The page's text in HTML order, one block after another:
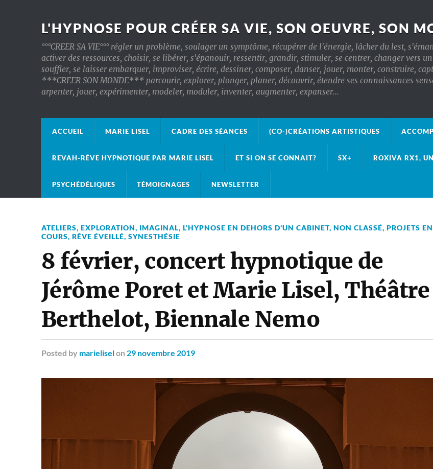
L'HYPNOSE POUR CRÉER SA VIE, SON OEUVRE, SON
°°°CREER SA VIE°°° régler un problème, soulager un symptôme, récupérer de l'énergie, lâcher du lest,
activer des ressources, choisir, se libérer, s'épanouir, ressentir, grandir, stimuler, se centrer, changer vers
souffler, se laisser embarquer, improviser, écrire, dessiner, composer, danser, jouer, monter, construire,
***CREER SON MONDE*** parcourir, explorer, plonger, planer, découvrir, étendre ses connaissances
arpenter, jouer, expérimenter, modeler, moduler, inventer, augmenter, expanser…
ACCUEIL MARIE LISEL CADRE DES SÉANCES (CO-)CRÉATIONS ARTISTIQUES
REVAH-RÊVE HYPNOTIQUE PAR MARIE LISEL ET SI ON SE CONNAIT? SX+ ROXIVA RX1,
PSYCHÉDÉLIQUES TÉMOIGNAGES NEWSLETTER
ATELIERS, EXPLORATION, IMAGINAL, L'HYPNOSE EN DEHORS D'UN CABINET, NON CLASSÉ, PROJETS EN
COURS, RÊVE ÉVEILLÉ, SYNESTHÉSIE
8 février, concert hypnotique de
Jérôme Poret et Marie Lisel, Théâtre
Berthelot, Biennale Nemo
Posted by marieliselon 29 novembre 2019